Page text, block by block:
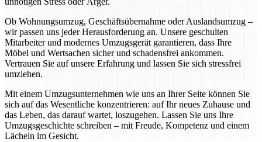
Ob Wohnungsumzug, Geschäftsübernahme oder Auslandsumzug –
wir passen uns jeder Herausforderung an. Unsere geschulten
Mitarbeiter und modernes Umzugsgerät garantieren, dass Ihre
Möbel und Wertsachen sicher und schadensfrei ankommen.
Vertrauen Sie auf unsere Erfahrung und lassen Sie sich stressfrei
umziehen.
Mit einem Umzugsunternehmen wie uns an Ihrer Seite können Sie
sich auf das Wesentliche konzentrieren: auf Ihr neues Zuhause und
das Leben, das darauf wartet, loszugehen. Lassen Sie uns Ihre
Umzugsgeschichte schreiben – mit Freude, Kompetenz und einem
Lächeln im Gesicht.